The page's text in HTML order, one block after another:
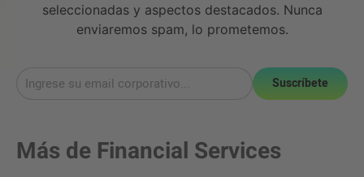
seleccionadas y aspectos destacados. Nunca
enviaremos spam, lo prometemos.
Suscríbete
Más de Financial Services